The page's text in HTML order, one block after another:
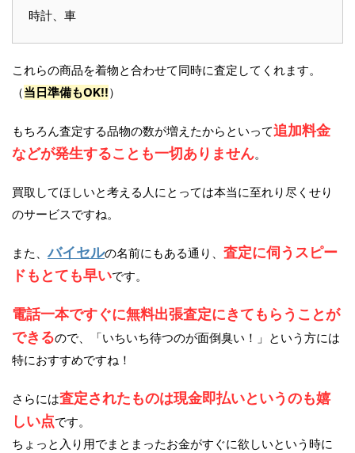
時計、車
これらの商品を着物と合わせて同時に査定してくれます。
（当日準備もOK!!）
もちろん査定する品物の数が増えたからといって追加料金
などが発生することも一切ありません。
買取してほしいと考える人にとっては本当に至れり尽くせり
のサービスですね。
また、バイセルの名前にもある通り、 査定に伺うスピー
ドもとても早いです。
電話一本ですぐに無料出張査定にきてもらうことが
できるので、「いちいち待つのが面倒臭い！」という方には
特におすすめですね！
さらには査定されたものは現金即払いというのも嬉
しい点です。
ちょっと入り用でまとまったお金がすぐに欲しいという時に